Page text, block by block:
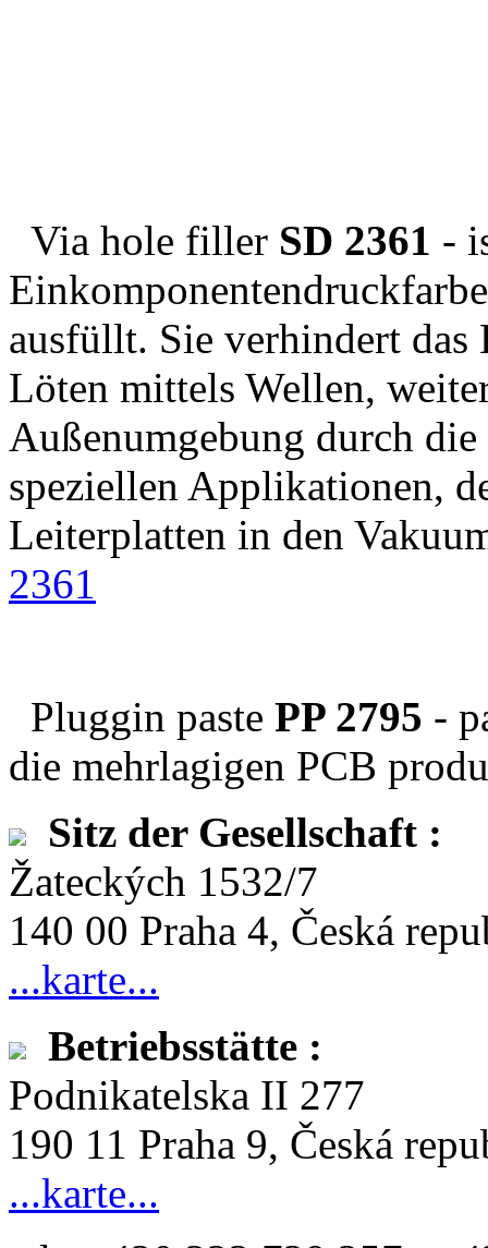
Via hole filler SD 2361 -
ausfüllt. Sie verhindert
Löten mittels Wellen,
Außenumgebung durch
speziellen Applikationen,
Leiterplatten in den
2361
Pluggin paste PP 2795 -
die mehrlagigen PCB
Sitz der Gesellschaft :
Žateckých 1532/7
140 00 Praha 4, Česká
...karte...
Betriebsstätte :
Podnikatelska II 277
190 11 Praha 9, Česká
...karte...